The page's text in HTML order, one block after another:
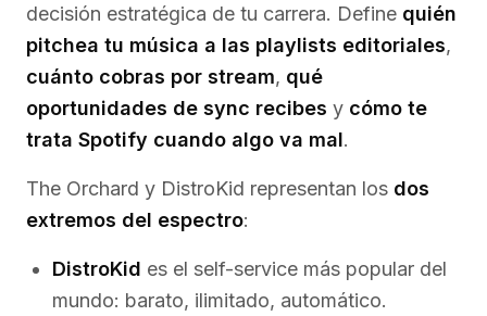
decisión estratégica de tu carrera. Define quién
pitchea tu música a las playlists editoriales,
cuánto cobras por stream, qué
oportunidades de sync recibes y cómo te
trata Spotify cuando algo va mal.
The Orchard y DistroKid representan los dos
extremos del espectro:
DistroKid es el self-service más popular del
mundo: barato, ilimitado, automático.